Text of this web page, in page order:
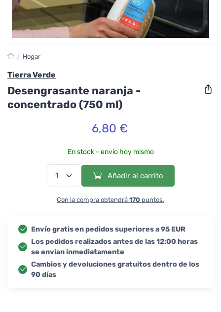
/ Hogar
Tierra Verde
Desengrasante naranja -
concentrado (750 ml)
6,80 €
En stock - envío hoy mismo
Añadir al carrito
Con la compra obtendrá 170 puntos.
Envío gratis en pedidos superiores a 95 EUR
Los pedidos realizados antes de las 12:00 horas
se envían inmediatamente
Cambios y devoluciones gratuitos dentro de los
90 días